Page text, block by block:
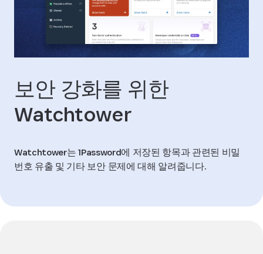
보안 강화를 위한
Watchtower
Watchtower는 1Password에 저장된 항목과 관련된 비밀
번호 유출 및 기타 보안 문제에 대해 알려줍니다.